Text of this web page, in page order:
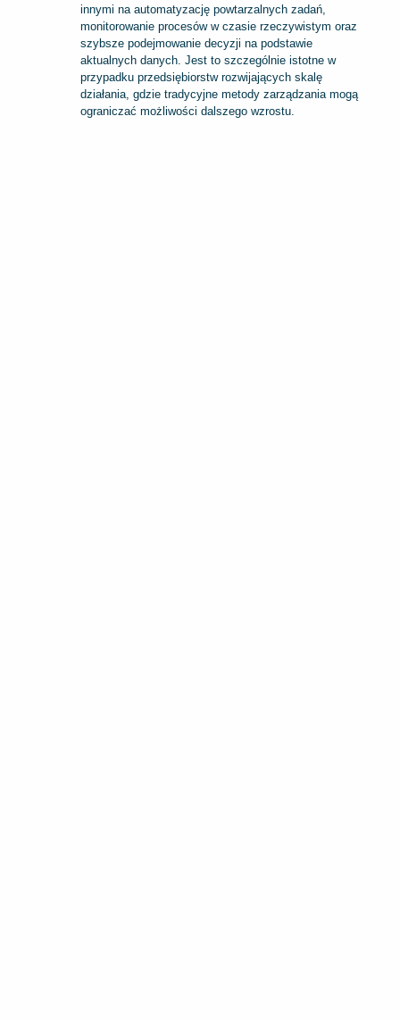
innymi na automatyzację powtarzalnych zadań,
monitorowanie procesów w czasie rzeczywistym oraz
szybsze podejmowanie decyzji na podstawie
aktualnych danych. Jest to szczególnie istotne w
przypadku przedsiębiorstw rozwijających skalę
działania, gdzie tradycyjne metody zarządzania mogą
ograniczać możliwości dalszego wzrostu.